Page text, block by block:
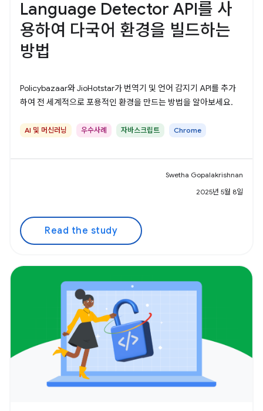
Language Detector API를 사
용하여 다국어 환경을 빌드하는
방법
Policybazaar와 JioHotstar가 번역기 및 언어 감지기 API를 추가
하여 전 세계적으로 포용적인 환경을 만드는 방법을 알아보세요.
AI 및 머신러닝 우수사례 자바스크립트 Chrome
Swetha Gopalakrishnan
2025년 5월 8일
Read the study